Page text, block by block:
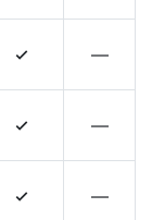
4 —
4 —
4 —